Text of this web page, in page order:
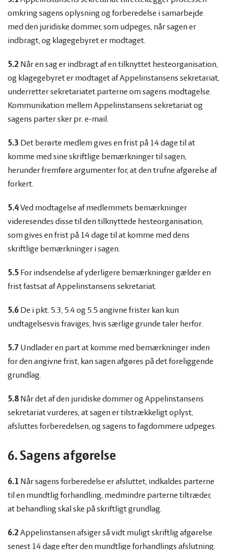
omkring sagens oplysning og forberedelse i samarbejde
med den juridiske dommer, som udpeges, når sagen er
indbragt, og klagegebyret er modtaget.
5.2 Når en sag er indbragt af en tilknyttet hesteorganisation,
og klagegebyret er modtaget af Appelinstansens sekretariat,
underretter sekretariatet parterne om sagens modtagelse.
Kommunikation mellem Appelinstansens sekretariat og
sagens parter sker pr. e-mail.
5.3 Det berørte medlem gives en frist på 14 dage til at
komme med sine skriftlige bemærkninger til sagen,
herunder fremføre argumenter for, at den trufne afgørelse af
forkert.
5.4Ved modtagelse af medlemmets bemærkninger
videresendes disse til den tilknyttede hesteorganisation,
som gives en frist på 14 dage til at komme med dens
skriftlige bemærkninger i sagen.
5.5 For indsendelse af yderligere bemærkninger gælder en
frist fastsat af Appelinstansens sekretariat.
5.6 De i pkt. 5.3, 5.4 og 5.5 angivne frister kan kun
undtagelsesvis fraviges, hvis særlige grunde taler herfor.
5.7 Undlader en part at komme med bemærkninger inden
for den angivne frist, kan sagen afgøres på det foreliggende
grundlag.
5.8 Når det af den juridiske dommer og Appelinstansens
sekretariat vurderes, at sagen er tilstrækkeligt oplyst,
afsluttes forberedelsen, og sagens to fagdommere udpeges.
6. Sagens afgørelse
6.1 Når sagens forberedelse er afsluttet, indkaldes parterne
til en mundtlig forhandling, medmindre parterne tiltræder,
at behandling skal ske på skriftligt grundlag.
6.2 Appelinstansen afsiger så vidt muligt skriftlig afgørelse
senest 14 dage efter den mundtlige forhandlings afslutning.